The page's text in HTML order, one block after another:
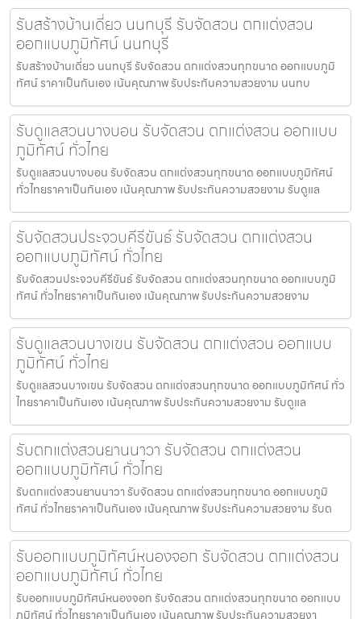
รับสร้างบ้านเดี่ยว นนทบุรี รับจัดสวน ตกแต่งสวน
ออกแบบภูมิทัศน์ นนทบุรี
รับสร้างบ้านเดี่ยว นนทบุรี รับจัดสวน ตกแต่งสวนทุกขนาด ออกแบบภูมิ
ทัศน์ ราคาเป็นกันเอง เน้นคุณภาพ รับประกันความสวยงาม นนทบ
รับดูแลสวนบางบอน รับจัดสวน ตกแต่งสวน ออกแบบ
ภูมิทัศน์ ทั่วไทย
รับดูแลสวนบางบอน รับจัดสวน ตกแต่งสวนทุกขนาด ออกแบบภูมิทัศน์
ทั่วไทยราคาเป็นกันเอง เน้นคุณภาพ รับประกันความสวยงาม รับดูแล
รับจัดสวนประจวบคีรีขันธ์ รับจัดสวน ตกแต่งสวน
ออกแบบภูมิทัศน์ ทั่วไทย
รับจัดสวนประจวบคีรีขันธ์ รับจัดสวน ตกแต่งสวนทุกขนาด ออกแบบภูมิ
ทัศน์ ทั่วไทยราคาเป็นกันเอง เน้นคุณภาพ รับประกันความสวยงาม
รับดูแลสวนบางเขน รับจัดสวน ตกแต่งสวน ออกแบบ
ภูมิทัศน์ ทั่วไทย
รับดูแลสวนบางเขน รับจัดสวน ตกแต่งสวนทุกขนาด ออกแบบภูมิทัศน์ ทั่ว
ไทยราคาเป็นกันเอง เน้นคุณภาพ รับประกันความสวยงาม รับดูแล
รับตกแต่งสวนยานนาวา รับจัดสวน ตกแต่งสวน
ออกแบบภูมิทัศน์ ทั่วไทย
รับตกแต่งสวนยานนาวา รับจัดสวน ตกแต่งสวนทุกขนาด ออกแบบภูมิ
ทัศน์ ทั่วไทยราคาเป็นกันเอง เน้นคุณภาพ รับประกันความสวยงาม รับต
รับออกแบบภูมิทัศน์หนองจอก รับจัดสวน ตกแต่งสวน
ออกแบบภูมิทัศน์ ทั่วไทย
รับออกแบบภูมิทัศน์หนองจอก รับจัดสวน ตกแต่งสวนทุกขนาด ออกแบบ
ภูมิทัศน์ ทั่วไทยราคาเป็นกันเอง เน้นคุณภาพ รับประกันความสวยงา